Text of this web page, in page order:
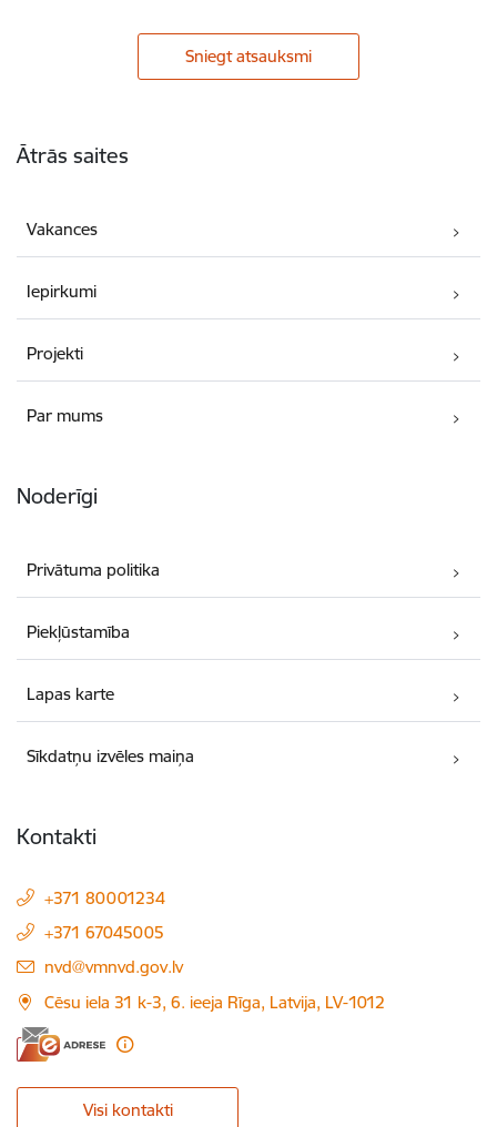
Sniegt atsauksmi
Ātrās saites
Vakances
Iepirkumi
Projekti
Par mums
Noderīgi
Privātuma politika
Piekļūstamība
Lapas karte
Sīkdatņu izvēles maiņa
Kontakti
+371 80001234
+371 67045005
E-pasts:
nvd@vmnvd.gov.lv
Cēsu iela 31 k-3, 6. ieeja Rīga, Latvija, LV-1012
Visi kontakti